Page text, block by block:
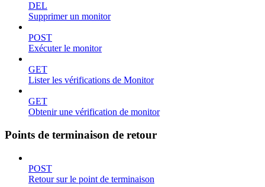
DEL
Supprimer un monitor
POST
Exécuter le monitor
GET
Lister les vérifications de Monitor
GET
Obtenir une vérification de monitor
Points de terminaison de retour
POST
Retour sur le point de terminaison